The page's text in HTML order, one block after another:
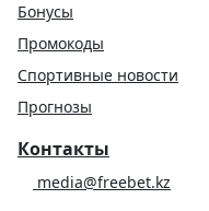
Бонусы
Промокоды
Спортивные новости
Прогнозы
Контакты
media@freebet.kz